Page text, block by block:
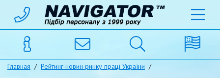
Главная / Рейтинг новин ринку праці України /